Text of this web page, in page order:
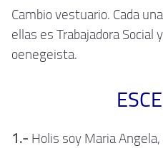
Cambio vestuario. Cada
ellas es Trabajadora Social
oenegeista.
1.- Holis soy Maria